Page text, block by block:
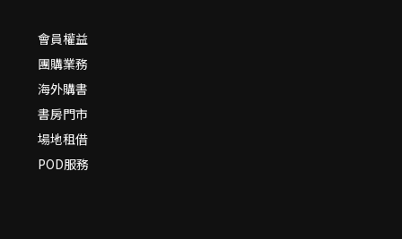
會員權益
團購業務
海外購書
書房門市
場地租借
POD服務